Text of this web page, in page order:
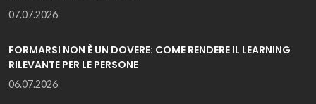
07.07.2026
FORMARSI NON È UN DOVERE: COME RENDERE IL LEARNING
RILEVANTE PER LE PERSONE
06.07.2026